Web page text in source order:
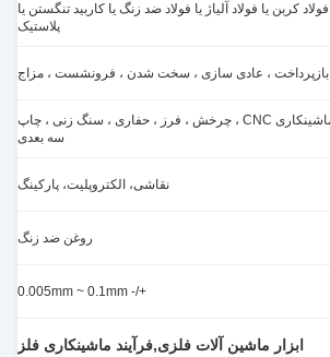
فولاد کربن یا فولاد آلیاژ یا فولاد ضد زنگ یا کاربید تنگستن یا
پلاستیک
بازپرداخت ، عادی سازی ، سخت شدن ، فرونشست ، مزاج
ماشینکاری CNC ، چرخش ، فرز ، حفاری ، سنگ زنی ، چاپ
سه بعدی
نقاشی، الکتروپلیت، پارکینگ
روغن ضد زنگ
+/- 0.005mm ~ 0.1mm
ابزار ماشین آلات فلزی,فرآیند ماشینکاری فلز